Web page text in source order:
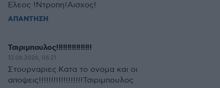
Ελεος !Ντροπη!Αισχος!
ΑΠΑΝΤΗΣΗ
Τσιριμπουλος!!!!!!!!!!!!!!!!
13.06.2026, 06:21
Στουρναριες.Κατα το ονομα και οι
αποψεις!!!!!!!!!!!!!!!!!!Τσιριμπουλος